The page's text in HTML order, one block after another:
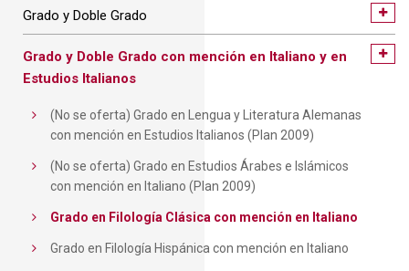
Grado y Doble Grado
Grado y Doble Grado con mención en Italiano y en
Estudios Italianos
(No se oferta) Grado en Lengua y Literatura Alemanas
con mención en Estudios Italianos (Plan 2009)
(No se oferta) Grado en Estudios Árabes e Islámicos
con mención en Italiano (Plan 2009)
Grado en Filología Clásica con mención en Italiano
Grado en Filología Hispánica con mención en Italiano